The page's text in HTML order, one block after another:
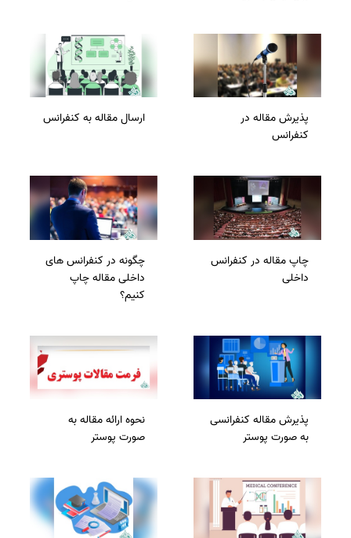
پذیرش مقاله در
کنفرانس
ارسال مقاله به کنفرانس
چاپ مقاله در کنفرانس
داخلی
چگونه در کنفرانس های
داخلی مقاله چاپ
کنیم؟
پذیرش مقاله کنفرانسی
به صورت پوستر
نحوه ارائه مقاله به
صورت پوستر